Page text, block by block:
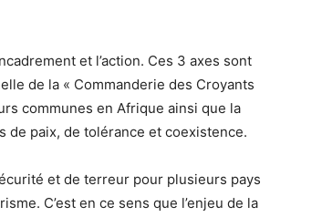
et l’action. Ces 3 axes sont
de la « Commanderie des Croyants
communes en Afrique ainsi que la
de paix, de tolérance et coexistence.
et de terreur pour plusieurs pays
C’est en ce sens que l’enjeu de la